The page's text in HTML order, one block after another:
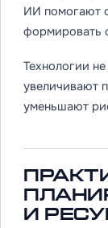
ИИ помогают
формировать
Технологии
увеличивают
уменьшают
и